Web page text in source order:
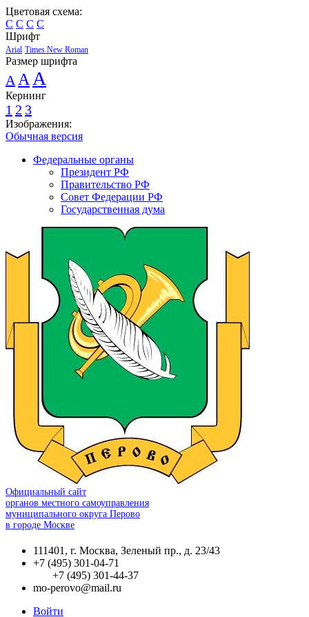
Цветовая схема:
C C C C
Шрифт
Arial Times New Roman
Размер шрифта
A A A
Кернинг
1 2 3
Изображения:
Обычная версия
Федеральные органы
Президент РФ
Правительство РФ
Совет Федерации РФ
Государственная дума
Официальный сайт
органов местного самоуправления
муниципального округа Перово
в городе Москве
111401, г. Москва, Зеленый пр., д. 23/43
+7 (495) 301-04-71
+7 (495) 301-44-37
mo-perovo@mail.ru
Войти